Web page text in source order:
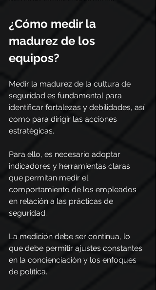
¿Cómo medir la
madurez de los
equipos?
Medir la madurez de la cultura de
seguridad es fundamental para
identificar fortalezas y debilidades, así
como para dirigir las acciones
estratégicas.
Para ello, es necesario adoptar
indicadores y herramientas claras
que permitan medir el
comportamiento de los empleados
en relación a las prácticas de
seguridad.
La medición debe ser continua, lo
que debe permitir ajustes constantes
en la concienciación y los enfoques
de política.